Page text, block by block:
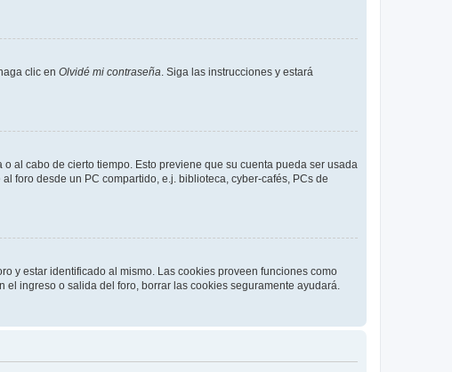
clic en Olvidé mi contraseña . Siga las instrucciones y estará
al cabo de cierto tiempo. Esto previene que su cuenta pueda ser usada
foro desde un PC compartido, e.j. biblioteca, cyber-cafés, PCs de
y estar identificado al mismo. Las cookies proveen funciones como
ingreso o salida del foro, borrar las cookies seguramente ayudará.